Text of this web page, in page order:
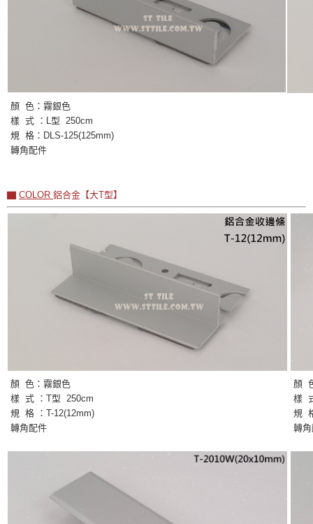
顏 色：霧銀色
樣 式 ：
L型 250cm
規 格：DLS-125(125mm)
轉角配件
▇ COLOR 鋁合金【大T型】
顏 色：霧銀色
樣 式 ：T型 250cm
規 格 ：T-12(12mm)
轉角配件
顏
樣
規
轉